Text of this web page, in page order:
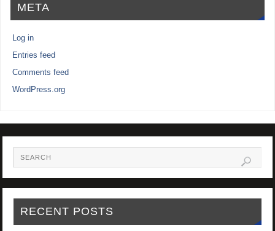
META
Log in
Entries feed
Comments feed
WordPress.org
RECENT POSTS